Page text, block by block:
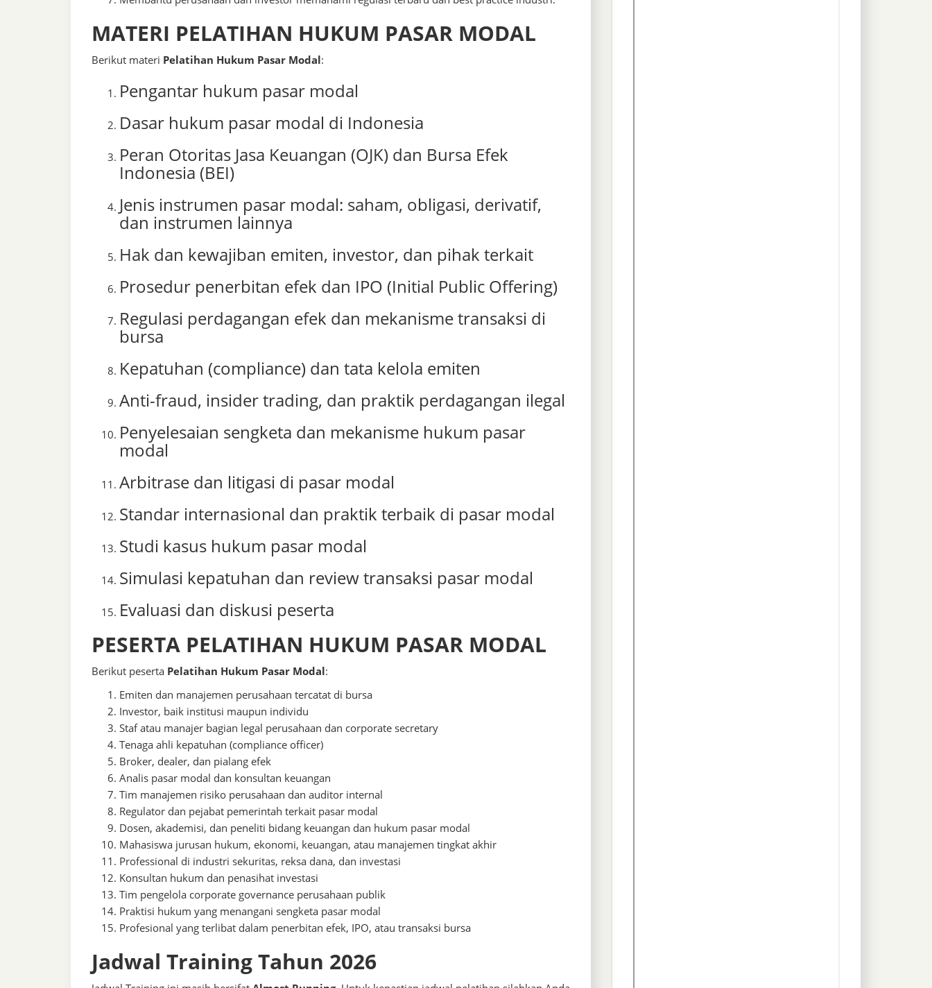
MATERI PELATIHAN HUKUM PASAR MODAL
Berikut materi Pelatihan Hukum Pasar Modal:
Pengantar hukum pasar modal
Dasar hukum pasar modal di Indonesia
Peran Otoritas Jasa Keuangan (OJK) dan Bursa Efek
Indonesia (BEI)
Jenis instrumen pasar modal: saham, obligasi, derivatif,
dan instrumen lainnya
Hak dan kewajiban emiten, investor, dan pihak terkait
Prosedur penerbitan efek dan IPO (Initial Public Offering)
Regulasi perdagangan efek dan mekanisme transaksi di
bursa
Kepatuhan (compliance) dan tata kelola emiten
Anti-fraud, insider trading, dan praktik perdagangan ilegal
Penyelesaian sengketa dan mekanisme hukum pasar
modal
Arbitrase dan litigasi di pasar modal
Standar internasional dan praktik terbaik di pasar modal
Studi kasus hukum pasar modal
Simulasi kepatuhan dan review transaksi pasar modal
Evaluasi dan diskusi peserta
PESERTA PELATIHAN HUKUM PASAR MODAL
Berikut peserta Pelatihan Hukum Pasar Modal:
Emiten dan manajemen perusahaan tercatat di bursa
Investor, baik institusi maupun individu
Staf atau manajer bagian legal perusahaan dan corporate secretary
Tenaga ahli kepatuhan (compliance officer)
Broker, dealer, dan pialang efek
Analis pasar modal dan konsultan keuangan
Tim manajemen risiko perusahaan dan auditor internal
Regulator dan pejabat pemerintah terkait pasar modal
Dosen, akademisi, dan peneliti bidang keuangan dan hukum pasar modal
Mahasiswa jurusan hukum, ekonomi, keuangan, atau manajemen tingkat akhir
Professional di industri sekuritas, reksa dana, dan investasi
Konsultan hukum dan penasihat investasi
Tim pengelola corporate governance perusahaan publik
Praktisi hukum yang menangani sengketa pasar modal
Profesional yang terlibat dalam penerbitan efek, IPO, atau transaksi bursa
Jadwal Training Tahun 2026